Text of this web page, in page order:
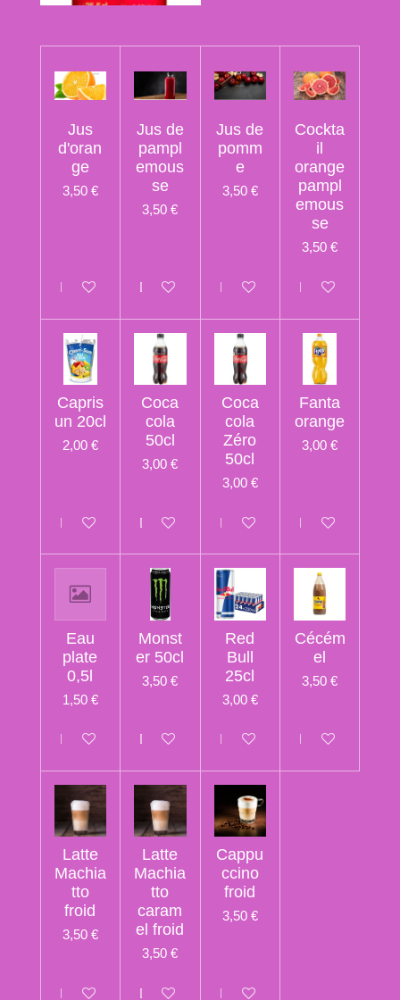
Jus
d'oran
ge
3,50 €
Désactivé
Jus de
pampl
emous
se
3,50 €
Désactivé
Jus de
pomm
e
3,50 €
Désactivé
Cockta
il
orange
pampl
emous
se
3,50 €
Désactivé
Capris
un 20cl
2,00 €
Désactivé
Coca
cola
50cl
3,00 €
Désactivé
Coca
cola
Zéro
50cl
3,00 €
Désactivé
Fanta
orange
3,00 €
Désactivé
Eau
plate
0,5l
1,50 €
Désactivé
Monst
er 50cl
3,50 €
Désactivé
Red
Bull
25cl
3,00 €
Désactivé
Cécém
el
3,50 €
Désactivé
Latte
Machia
tto
froid
3,50 €
Désactivé
Latte
Machia
tto
caram
el froid
3,50 €
Désactivé
Cappu
ccino
froid
3,50 €
Désactivé